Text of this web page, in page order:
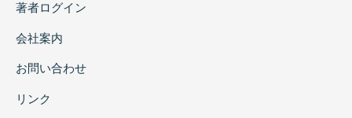
著者ログイン
会社案内
お問い合わせ
リンク